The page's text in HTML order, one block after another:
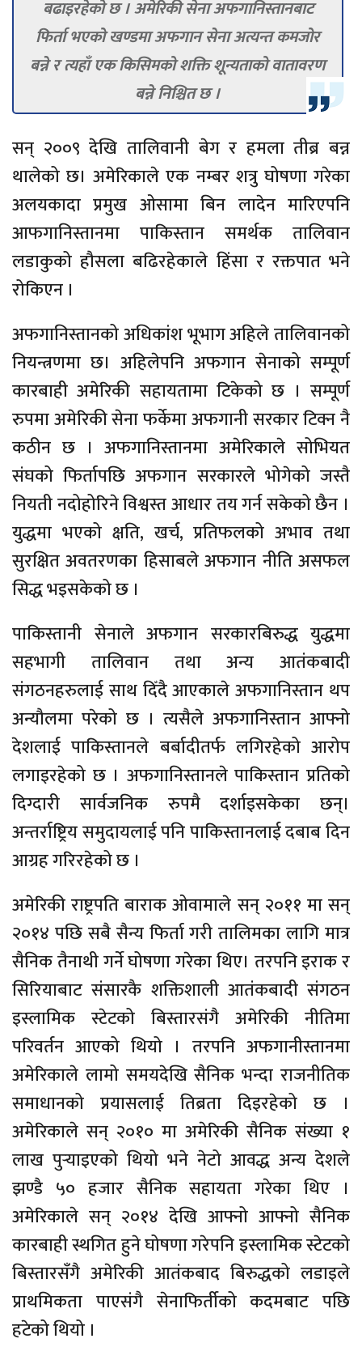
बढाइरहेको छ । अमेरिकी सेना अफगानिस्तानबाट
फिर्ता भएको खण्डमा अफगान सेना अत्यन्त कमजोर
बन्ने र त्यहाँ एक किसिमको शक्ति शून्यताको वातावरण
बन्ने निश्चित छ ।
सन् २००९ देखि तालिवानी बेग र हमला तीब्र बन्न
थालेको छ। अमेरिकाले एक नम्बर शत्रु घोषणा गरेका
अलयकादा प्रमुख ओसामा बिन लादेन मारिएपनि
आफगानिस्तानमा पाकिस्तान समर्थक तालिवान
लडाकुको हौसला बढिरहेकाले हिंसा र रक्तपात भने
रोकिएन ।
अफगानिस्तानको अधिकांश भूभाग अहिले तालिवानको
नियन्त्रणमा छ। अहिलेपनि अफगान सेनाको सम्पूर्ण
कारबाही अमेरिकी सहायतामा टिकेको छ । सम्पूर्ण
रुपमा अमेरिकी सेना फर्केमा अफगानी सरकार टिक्न नै
कठीन छ । अफगानिस्तानमा अमेरिकाले सोभियत
संघको फिर्तापछि अफगान सरकारले भोगेको जस्तै
नियती नदोहोरिने विश्वस्त आधार तय गर्न सकेको छैन ।
युद्धमा भएको क्षति, खर्च, प्रतिफलको अभाव तथा
सुरक्षित अवतरणका हिसाबले अफगान नीति असफल
सिद्ध भइसकेको छ ।
पाकिस्तानी सेनाले अफगान सरकारबिरुद्ध युद्धमा
सहभागी तालिवान तथा अन्य आतंकबादी
संगठनहरुलाई साथ दिँदै आएकाले अफगानिस्तान थप
अन्यौलमा परेको छ । त्यसैले अफगानिस्तान आफ्नो
देशलाई पाकिस्तानले बर्बादीतर्फ लगिरहेको आरोप
लगाइरहेको छ । अफगानिस्तानले पाकिस्तान प्रतिको
दिग्दारी सार्वजनिक रुपमै दर्शाइसकेका छन्।
अन्तर्राष्ट्रिय समुदायलाई पनि पाकिस्तानलाई दबाब दिन
आग्रह गरिरहेको छ ।
अमेरिकी राष्ट्रपति बाराक ओवामाले सन् २०११ मा सन्
२०१४ पछि सबै सैन्य फिर्ता गरी तालिमका लागि मात्र
सैनिक तैनाथी गर्ने घोषणा गरेका थिए। तरपनि इराक र
सिरियाबाट संसारकै शक्तिशाली आतंकबादी संगठन
इस्लामिक स्टेटको बिस्तारसंगै अमेरिकी नीतिमा
परिवर्तन आएको थियो । तरपनि अफगानीस्तानमा
अमेरिकाले लामो समयदेखि सैनिक भन्दा राजनीतिक
समाधानको प्रयासलाई तिब्रता दिइरहेको छ ।
अमेरिकाले सन् २०१० मा अमेरिकी सैनिक संख्या १
लाख पुर्‍याइएको थियो भने नेटो आवद्ध अन्य देशले
झण्डै ५० हजार सैनिक सहायता गरेका थिए ।
अमेरिकाले सन् २०१४ देखि आफ्नो आफ्नो सैनिक
कारबाही स्थगित हुने घोषणा गरेपनि इस्लामिक स्टेटको
बिस्तारसँगै अमेरिकी आतंकबाद बिरुद्धको लडाइले
प्राथमिकता पाएसंगै सेनाफिर्तीको कदमबाट पछि
हटेको थियो ।